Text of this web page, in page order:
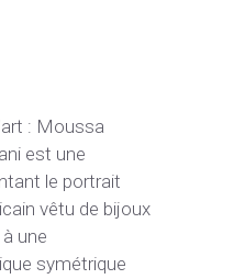
: Moussa
est une
le portrait
vêtu de bijoux
une
symétrique